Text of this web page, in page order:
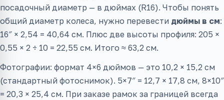
посадочный диаметр — в дюймах (R16). Чтобы понять
общий диаметр колеса, нужно перевести дюймы в см:
16″ × 2,54 = 40,64 см. Плюс две высоты профиля: 205 ×
0,55 × 2 ÷ 10 = 22,55 см. Итого ≈ 63,2 см.
Фотографии: формат 4×6 дюймов — это 10,2 × 15,2 см
(стандартный фотоснимок). 5×7″ = 12,7 × 17,8 см, 8×10″
= 20,3 × 25,4 см. При заказе рамок за границей всегда